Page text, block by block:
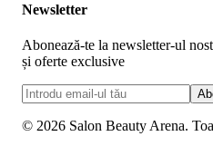
Newsletter
Abonează-te la newsletter-ul
și oferte exclusive
© 2026 Salon Beauty Arena.